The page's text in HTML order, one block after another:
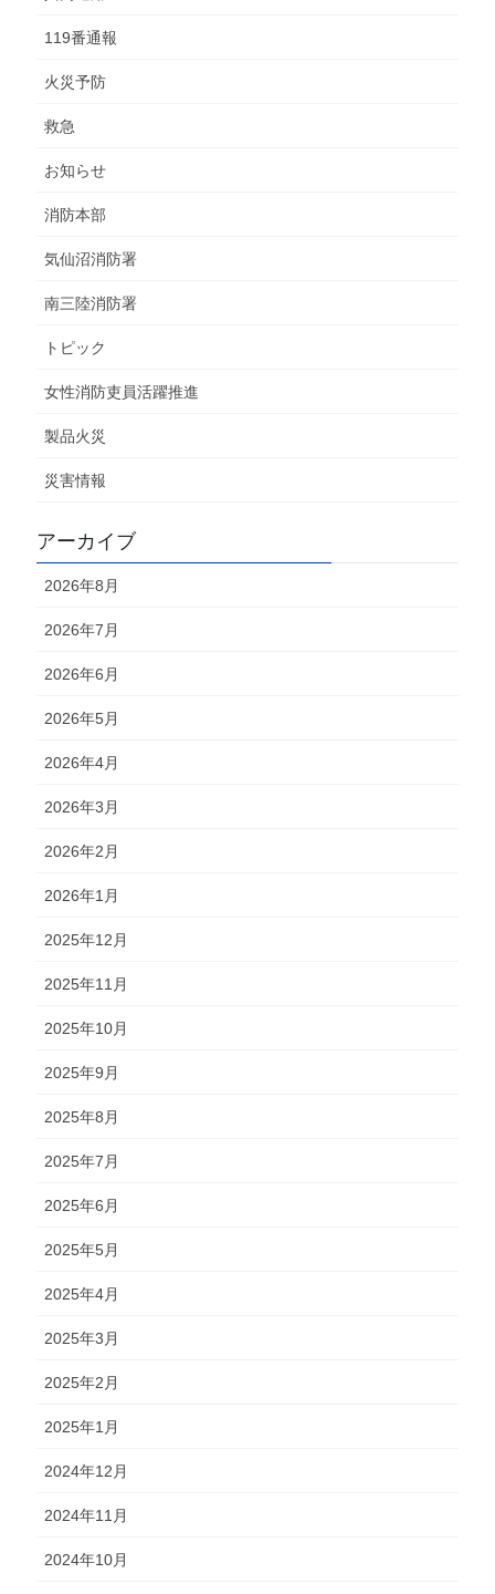
119番通報
火災予防
救急
お知らせ
消防本部
気仙沼消防署
南三陸消防署
トピック
女性消防吏員活躍推進
製品火災
災害情報
アーカイブ
2026年8月
2026年7月
2026年6月
2026年5月
2026年4月
2026年3月
2026年2月
2026年1月
2025年12月
2025年11月
2025年10月
2025年9月
2025年8月
2025年7月
2025年6月
2025年5月
2025年4月
2025年3月
2025年2月
2025年1月
2024年12月
2024年11月
2024年10月